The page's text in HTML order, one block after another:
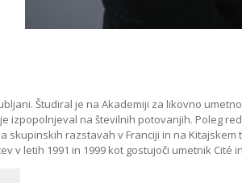
Študiral je na Akademiji za likovno
izpopolnjeval na številnih potovanjih. Poleg
skupinskih razstavah v Franciji in na
v letih 1991 in 1999 kot gostujoči umetnik